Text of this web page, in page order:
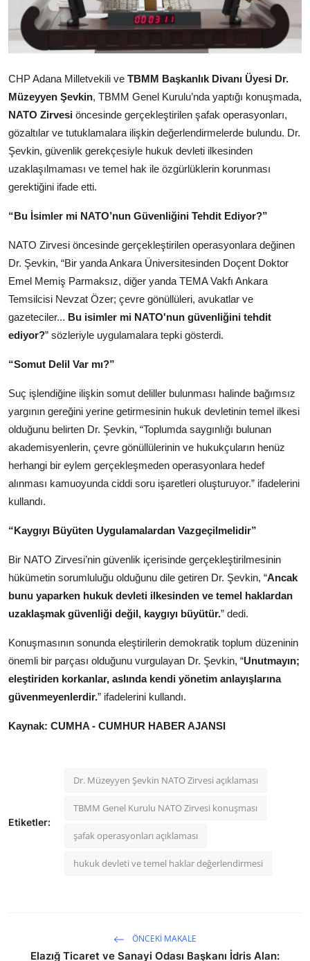
Sivil Toplum Kuruluşları
Kamu Kurumları ve Üst Kurullar
CHP Adana Milletvekili ve TBMM Başkanlık Divanı Üyesi Dr.
Müzeyyen Şevkin, TBMM Genel Kurulu’nda yaptığı konuşmada,
NATO Zirvesi öncesinde gerçekleştirilen şafak operasyonları,
gözaltılar ve tutuklamalara ilişkin değerlendirmelerde bulundu. Dr.
Şevkin, güvenlik gerekçesiyle hukuk devleti ilkesinden
uzaklaşılmaması ve temel hak ile özgürlüklerin korunması
gerektiğini ifade etti.
“Bu İsimler mi NATO’nun Güvenliğini Tehdit Ediyor?”
NATO Zirvesi öncesinde gerçekleştirilen operasyonlara değinen
Dr. Şevkin, “Bir yanda Ankara Üniversitesinden Doçent Doktor
Emel Memiş Parmaksız, diğer yanda TEMA Vakfı Ankara
Temsilcisi Nevzat Özer; çevre gönüllüleri, avukatlar ve
gazeteciler... Bu isimler mi NATO'nun güvenliğini tehdit
ediyor?” sözleriyle uygulamalara tepki gösterdi.
“Somut Delil Var mı?”
Suç işlendiğine ilişkin somut deliller bulunması halinde bağımsız
yargının gereğini yerine getirmesinin hukuk devletinin temel ilkesi
olduğunu belirten Dr. Şevkin, “Toplumda saygınlığı bulunan
akademisyenlerin, çevre gönüllülerinin ve hukukçuların henüz
herhangi bir eylem gerçekleşmeden operasyonlara hedef
alınması kamuoyunda ciddi soru işaretleri oluşturuyor.” ifadelerini
kullandı.
“Kaygıyı Büyüten Uygulamalardan Vazgeçilmelidir”
Bir NATO Zirvesi’nin güvenlik içerisinde gerçekleştirilmesinin
hükümetin sorumluluğu olduğunu dile getiren Dr. Şevkin, “Ancak
bunu yaparken hukuk devleti ilkesinden ve temel haklardan
uzaklaşmak güvenliği değil, kaygıyı büyütür.” dedi.
Konuşmasının sonunda eleştirilerin demokratik toplum düzeninin
önemli bir parçası olduğunu vurgulayan Dr. Şevkin, “Unutmayın;
eleştiriden korkanlar, aslında kendi yönetim anlayışlarına
güvenmeyenlerdir.” ifadelerini kullandı.
Kaynak: CUMHA - CUMHUR HABER AJANSI
Etiketler:
Dr. Müzeyyen Şevkin NATO Zirvesi açıklaması
TBMM Genel Kurulu NATO Zirvesi konuşması
şafak operasyonları açıklaması
hukuk devleti ve temel haklar değerlendirmesi
ÖNCEKI MAKALE
Elazığ Ticaret ve Sanayi Odası Başkanı İdris Alan: